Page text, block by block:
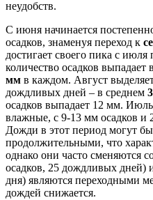
неудобств.
С июня начинается
осадков, знаменуя переход к
достигает своего пика с
количество осадков выпадает в
мм в каждом. Август
дождливых дней – в среднем
осадков выпадает 12 мм.
влажные, с 9-13 мм осадков
Дожди в этот период могут
продолжительными, что
однако они часто сменяются
осадков, 25 дождливых дней)
дня) являются переходными
дождей снижается.